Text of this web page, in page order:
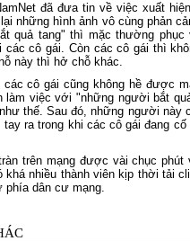
đã đưa tin về việc xuất
những hình ảnh vô cùng phản
quả tang" thì mặc thường
cô gái. Còn các cô gái thì
này thì hở chỗ khác.
các cô gái cũng không hề được
làm việc với "những người bắt
thế. Sau đó, những người này
tay ra trong khi các cô gái đang
trên mạng được vài chục phút
khá nhiều thành viên kịp thời tải
phía dân cư mạng.